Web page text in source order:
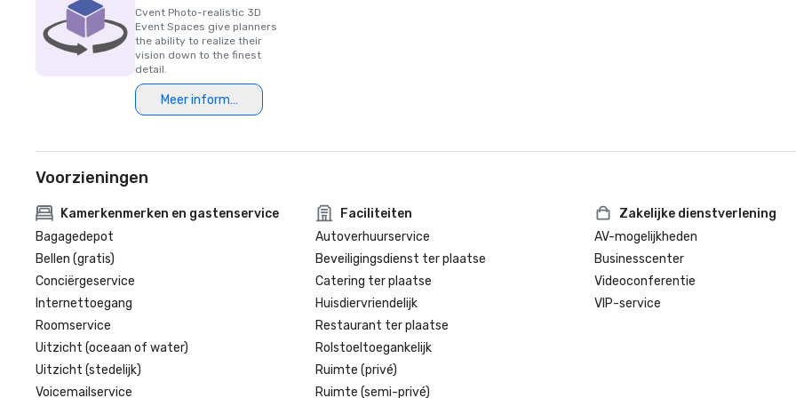
Cvent Photo-realistic 3D
Event Spaces give planners
the ability to realize their
vision down to the finest
detail.
Meer informatie
Voorzieningen
Kamerkenmerken en gastenservice
Bagagedepot
Bellen (gratis)
Conciërgeservice
Internettoegang
Roomservice
Uitzicht (oceaan of water)
Uitzicht (stedelijk)
Voicemailservice
Faciliteiten
Autoverhuurservice
Beveiligingsdienst ter plaatse
Catering ter plaatse
Huisdiervriendelijk
Restaurant ter plaatse
Rolstoeltoegankelijk
Ruimte (privé)
Ruimte (semi-privé)
Zakelijke dienstverlening
AV-mogelijkheden
Businesscenter
Videoconferentie
VIP-service